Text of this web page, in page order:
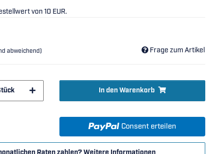
von 10 EUR.
abweichend) Frage zum Artikel
In den Warenkorb
Consent erteilen